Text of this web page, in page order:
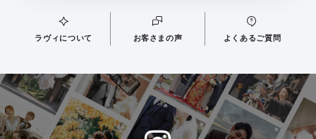
ラヴィについて お客さまの声 よくあるご質問